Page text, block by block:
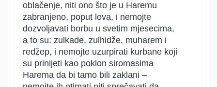
oblačenje, niti ono što je u Haremu
zabranjeno, poput lova, i nemojte
dozvoljavati borbu u svetim mjesecima,
a to su: zulkade, zulhidže, muharem i
redžep, i nemojte uzurpirati kurbane koji
su prinijeti kao poklon siromasima
Harema da bi tamo bili zaklani –